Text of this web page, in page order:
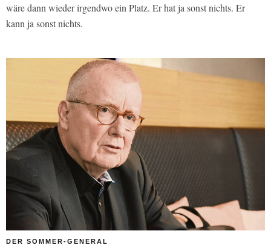
wäre dann wieder irgendwo ein Platz. Er hat ja sonst nichts. Er
kann ja sonst nichts.
DER SOMMER-GENERAL